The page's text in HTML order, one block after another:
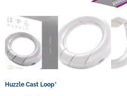
Huzzle Cast Loop*